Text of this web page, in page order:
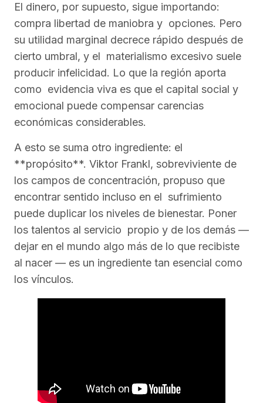
El dinero, por supuesto, sigue importando:
compra libertad de maniobra y opciones. Pero
su utilidad marginal decrece rápido después de
cierto umbral, y el materialismo excesivo suele
producir infelicidad. Lo que la región aporta
como evidencia viva es que el capital social y
emocional puede compensar carencias
económicas considerables.
A esto se suma otro ingrediente: el
**propósito**. Viktor Frankl, sobreviviente de
los campos de concentración, propuso que
encontrar sentido incluso en el sufrimiento
puede duplicar los niveles de bienestar. Poner
los talentos al servicio propio y de los demás —
dejar en el mundo algo más de lo que recibiste
al nacer — es un ingrediente tan esencial como
los vínculos.